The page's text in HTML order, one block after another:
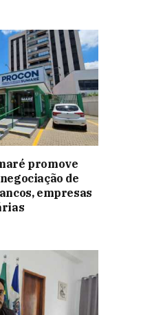
promove
de
empresas